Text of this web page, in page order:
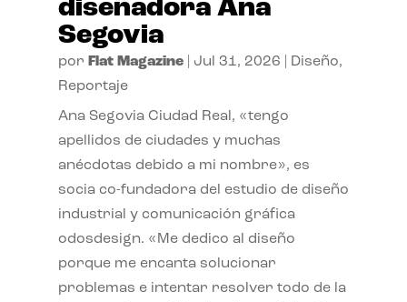
diseñadora Ana
Segovia
por Flat Magazine| Jul 31, 2026 Diseño,
Reportaje
Ana Segovia Ciudad Real, «tengo
apellidos de ciudades y muchas
anécdotas debido a mi nombre», es
socia co-fundadora del estudio de diseño
industrial y comunicación gráfica
odosdesign. «Me dedico al diseño
porque me encanta solucionar
problemas e intentar resolver todo de la